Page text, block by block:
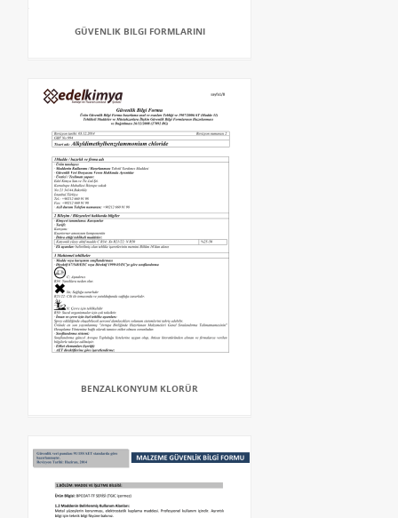
GÜVENLIK BILGI FORMLARINI
BENZALKONYUM KLORÜR